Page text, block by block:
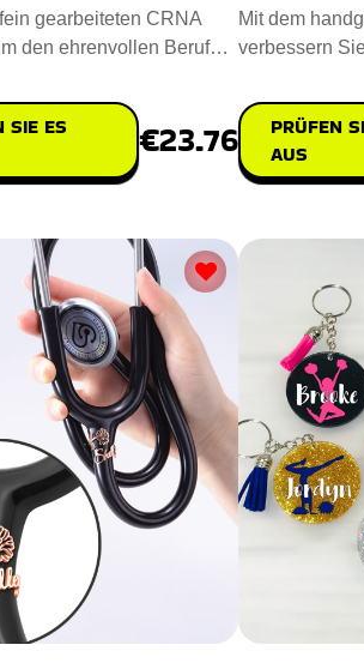
gearbeiteten CRNA
den ehrenvollen Beruf
SIE ES
€23.76
Mit dem
verbessern
PRÜFEN
AUS